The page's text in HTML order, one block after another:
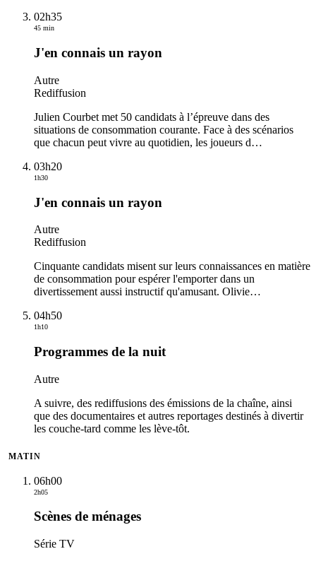
02h35
45 min
J'en connais un rayon
Autre
Rediffusion
Julien Courbet met 50 candidats à l’épreuve dans des
situations de consommation courante. Face à des scénarios
que chacun peut vivre au quotidien, les joueurs d…
03h20
1h30
J'en connais un rayon
Autre
Rediffusion
Cinquante candidats misent sur leurs connaissances en matière
de consommation pour espérer l'emporter dans un
divertissement aussi instructif qu'amusant. Olivie…
04h50
1h10
Programmes de la nuit
Autre
A suivre, des rediffusions des émissions de la chaîne, ainsi
que des documentaires et autres reportages destinés à divertir
les couche-tard comme les lève-tôt.
MATIN
06h00
2h05
Scènes de ménages
Série TV